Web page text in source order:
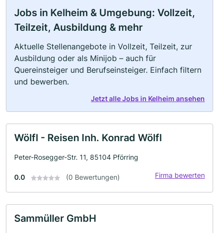
Jobs in Kelheim & Umgebung: Vollzeit,
Teilzeit, Ausbildung & mehr
Aktuelle Stellenangebote in Vollzeit, Teilzeit, zur
Ausbildung oder als Minijob – auch für
Quereinsteiger und Berufseinsteiger. Einfach filtern
und bewerben.
Jetzt alle Jobs in Kelheim ansehen
Wölfl - Reisen Inh. Konrad Wölfl
Peter-Rosegger-Str. 11, 85104 Pförring
0.0 (0 Bewertungen) Firma bewerten
Sammüller GmbH